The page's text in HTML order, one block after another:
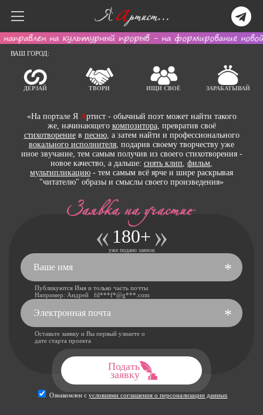
ВАШ ГОРОД:
на культурный прорыв - на формирование новой
ДЕРЗАЙ ТВОРИ ИЩИ СВОЁ ЗАРАБАТЫВАЙ
«На портале Я Артист - обычный поэт может найти такого
же, начинающего композитора, превратив своё
стихотворениев песню, а затем найти и профессионального
вокального исполнителя, подарив своему творчеству уже
иное звучание, тем самым получив из своего стихотворения -
новое качество, а дальше: снять клип, фильм,
мультипликацию - тем самым всё ярче и шире раскрывая
"читателю" образы и смыслы своего произведения»
*
Публикуются Имя и только часть почты
Например: Андрей fil***f*@g***.com
180+
уже подано заявок
*
Оставьте заявку и Вы первый узнаете о
дате старта проекта
Подать
заявку
Ознакомлен с условиями соглашения о персонализации данных